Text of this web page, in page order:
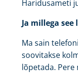
Haridusameti
Ja millega see
Ma sain
soovitakse
lõpetada.